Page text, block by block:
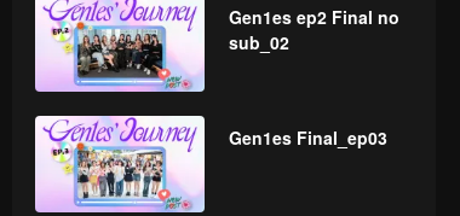
Gen1es ep2 Final no
sub_02
Gen1es Final_ep03